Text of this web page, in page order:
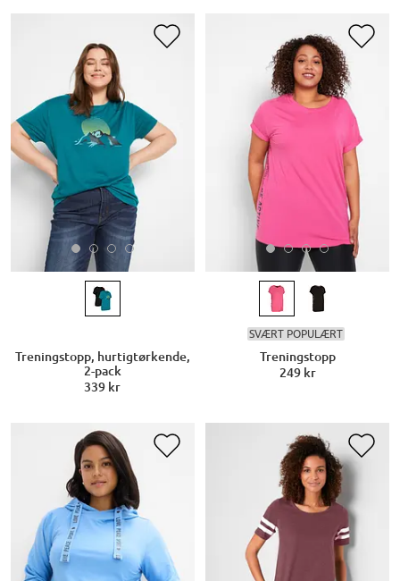
Treningstopp, hurtigtørkende,
2-pack
339 kr
SVÆRT POPULÆRT
Treningstopp
249 kr